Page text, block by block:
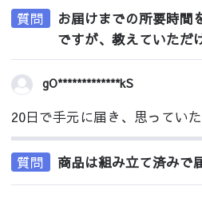
質問
お届けまでの所要時間
ですが、教えていただ
gO*************kS
20日で手元に届き、思ってい
質問 商品は組み立て済みで